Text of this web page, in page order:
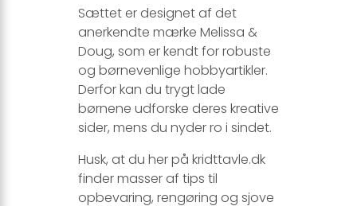
Sættet er designet af det
anerkendte mærke Melissa &
Doug, som er kendt for robuste
og børnevenlige hobbyartikler.
Derfor kan du trygt lade
børnene udforske deres kreative
sider, mens du nyder ro i sindet.
Husk, at du her på kridttavle.dk
finder masser af tips til
opbevaring, rengøring og sjove